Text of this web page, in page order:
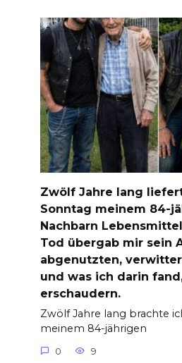
Zwölf Jahre lang
Sonntag meinem 84-
Nachbarn
Tod übergab mir sein
abgenutzten,
und was ich darin
erschaudern.
Zwölf Jahre lang brachte
meinem 84-jährigen
0 9